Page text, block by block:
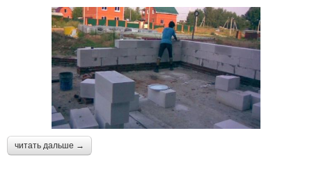
читать дальше →